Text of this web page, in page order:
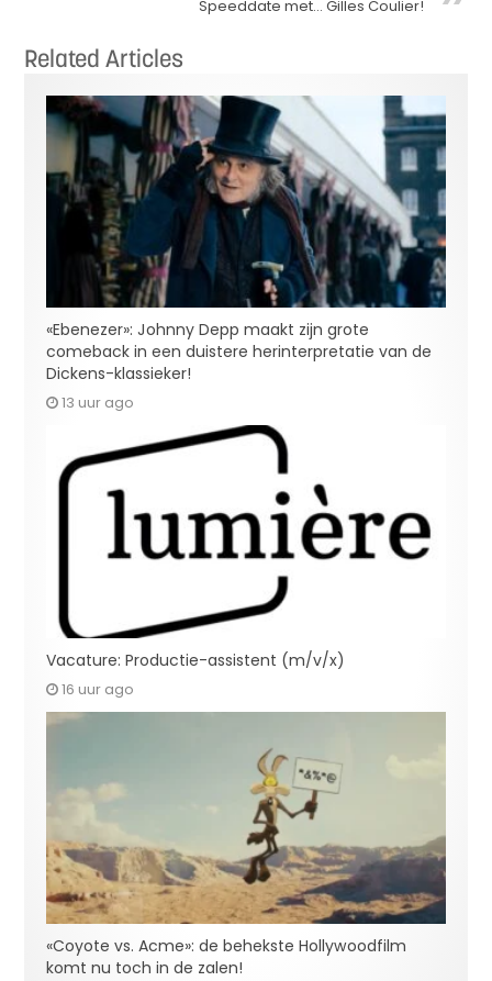
Speeddate met… Gilles Coulier!
Related Articles
«Ebenezer»: Johnny Depp maakt zijn grote
comeback in een duistere herinterpretatie van de
Dickens-klassieker!
13 uur ago
Vacature: Productie-assistent (m/v/x)
16 uur ago
«Coyote vs. Acme»: de behekste Hollywoodfilm
komt nu toch in de zalen!